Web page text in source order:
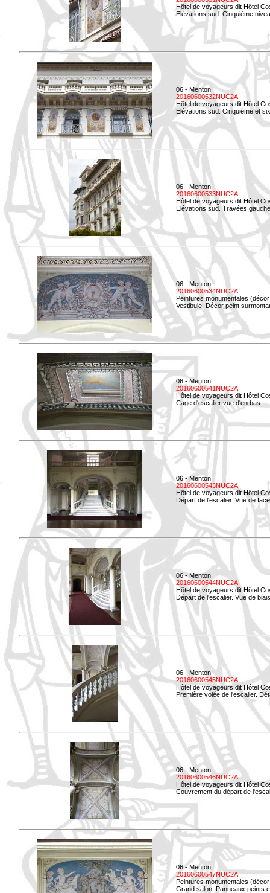
Hôtel de voyageurs dit Hôtel
Elévations sud. Cinquième
06 - Menton
20160600532NUC2A
Hôtel de voyageurs dit Hôtel
Elévations sud. Cinquième et
06 - Menton
20160600533NUC2A
Hôtel de voyageurs dit Hôtel
Elévations sud. Travées
06 - Menton
20160600534NUC2A
Peintures monumentales
Vestibule. Décor peint
06 - Menton
20160600541NUC2A
Hôtel de voyageurs dit Hôtel
Cage d'escalier vue d'en bas.
06 - Menton
20160600543NUC2A
Hôtel de voyageurs dit Hôtel
Départ de l'escalier. Vue de
06 - Menton
20160600544NUC2A
Hôtel de voyageurs dit Hôtel
Départ de l'escalier. Vue de
06 - Menton
20160600545NUC2A
Hôtel de voyageurs dit Hôtel
Première volée de l'escalier.
06 - Menton
20160600546NUC2A
Hôtel de voyageurs dit Hôtel
Couvrement du départ de
06 - Menton
20160600547NUC2A
Peintures monumentales
Grand salon. Panneaux peints